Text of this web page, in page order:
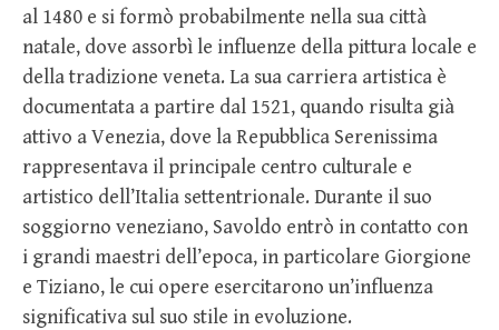
al 1480 e si formò probabilmente nella sua città
natale, dove assorbì le influenze della pittura locale e
della tradizione veneta. La sua carriera artistica è
documentata a partire dal 1521, quando risulta già
attivo a Venezia, dove la Repubblica Serenissima
rappresentava il principale centro culturale e
artistico dell’Italia settentrionale. Durante il suo
soggiorno veneziano, Savoldo entrò in contatto con
i grandi maestri dell’epoca, in particolare Giorgione
e Tiziano, le cui opere esercitarono un’influenza
significativa sul suo stile in evoluzione.